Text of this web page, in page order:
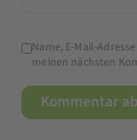
Name, E-Mail-
meinen nächsten